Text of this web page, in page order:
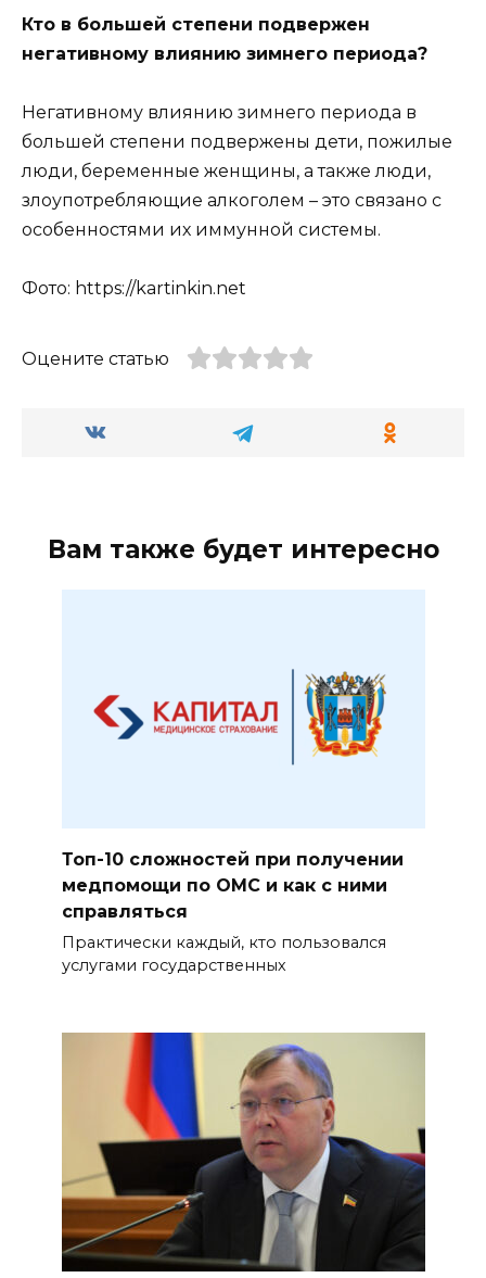
Кто в большей степени подвержен
негативному влиянию зимнего периода?
Негативному влиянию зимнего периода в
большей степени подвержены дети, пожилые
люди, беременные женщины, а также люди,
злоупотребляющие алкоголем – это связано с
особенностями их иммунной системы.
Фото: https://kartinkin.net
Оцените статью
Вам также будет интересно
Топ-10 сложностей при получении
медпомощи по ОМС и как с ними
справляться
Практически каждый, кто пользовался
услугами государственных